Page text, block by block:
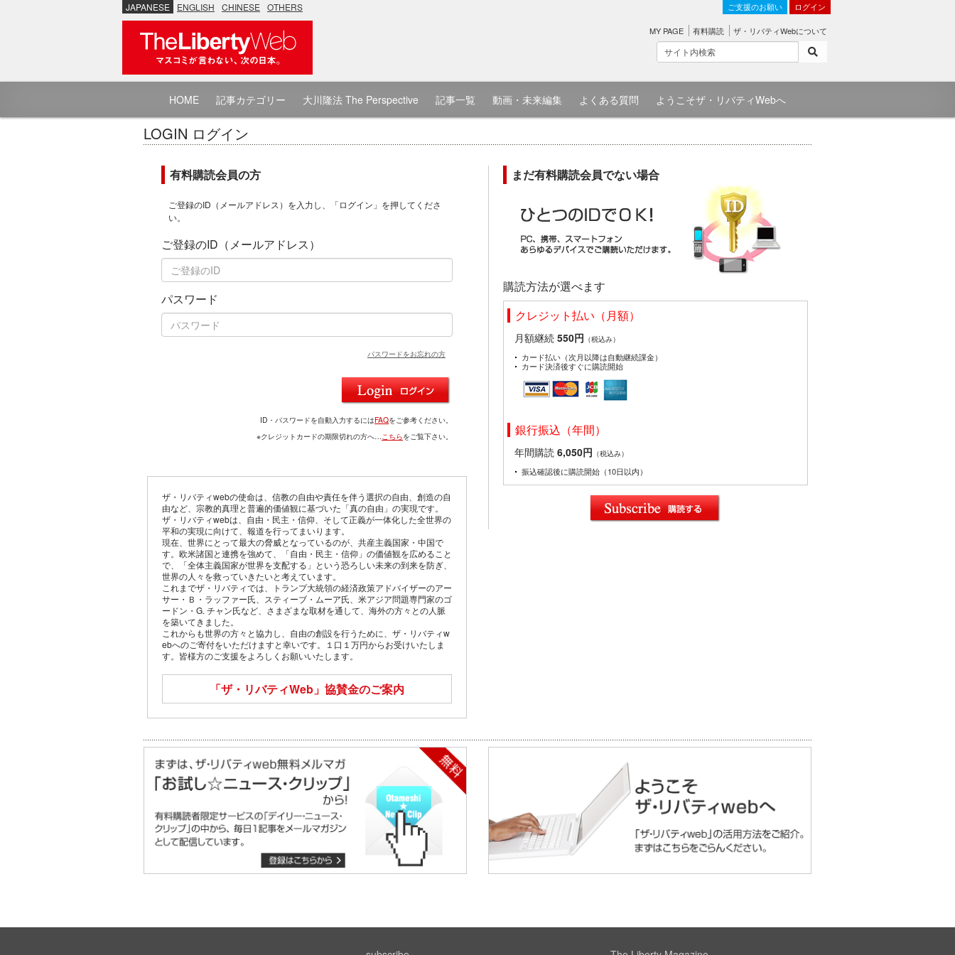
JAPANESE ENGLISH CHINESE OTHERS ご支援のお願い ログイン
MY PAGE 有料購読 ザ・リバティWebについて
HOME 記事カテゴリー 大川隆法 The Perspective 記事一覧 動画・未来編集 よくある質問 ようこそザ・リバティWebへ
LOGIN ログイン
有料購読会員の方
ご登録のID（メールアドレス）を入力し、「ログイン」を押してくださ
い。
ご登録のID（メールアドレス）
パスワード
パスワードをお忘れの方
ID・パスワードを自動入力するにはFAQをご参考ください。
※クレジットカードの期限切れの方へ…こちらをご覧下さい。
ザ・リバティwebの使命は、信教の自由や責任を伴う選択の自由、創造の自
由など、宗教的真理と普遍的価値観に基づいた「真の自由」の実現です。
ザ・リバティwebは、自由・民主・信仰、そして正義が一体化した全世界の
平和の実現に向けて、報道を行ってまいります。
現在、世界にとって最大の脅威となっているのが、共産主義国家・中国で
す。欧米諸国と連携を強めて、「自由・民主・信仰」の価値観を広めること
で、「全体主義国家が世界を支配する」という恐ろしい未来の到来を防ぎ、
世界の人々を救っていきたいと考えています。
これまでザ・リバティでは、トランプ大統領の経済政策アドバイザーのアー
サー・Ｂ・ラッファー氏、スティーブ・ムーア氏、米アジア問題専門家のゴ
ードン・G. チャン氏など、さまざまな取材を通して、海外の方々との人脈
を築いてきました。
これからも世界の方々と協力し、自由の創設を行うために、ザ・リバティw
ebへのご寄付をいただけますと幸いです。１口１万円からお受けいたしま
す。皆様方のご支援をよろしくお願いいたします。
「ザ・リバティWeb」 協賛金のご案内
まだ有料購読会員でない場合
購読方法が選べます
クレジット払い（月額）
月額継続 550円 （税込み）
カード払い（次月以降は自動継続課金）
カード決済後すぐに購読開始
銀行振込（年間）
年間購読 6,050円 （税込み）
振込確認後に購読開始（10日以内）